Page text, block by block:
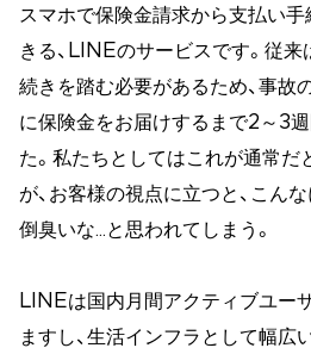
スマホで保険金請求から支払い
きる、LINEのサービスです。従
続きを踏む必要があるため、事故
に保険金をお届けするまで2～3
た。私たちとしてはこれが通常だ
が、お客様の視点に立つと、こん
倒臭いな…と思われてしまう。
LINEは国内月間アクティブユー
ますし、生活インフラとして幅広